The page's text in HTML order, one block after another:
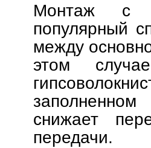
Монтаж с
популярный
между
этом
снижает
передачи.